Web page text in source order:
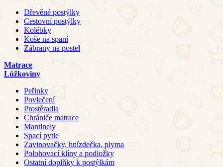
Dřevěné postýlky
Cestovní postýlky
Kolébky
Koše na spaní
Zábrany na postel
Matrace
Lůžkoviny
Peřinky
Povlečení
Prostěradla
Chrániče matrace
Mantinely
Spací pytle
Zavinovačky, hnízdečka, plyma
Polohovací klíny a podložky
Ostatní doplňky k postýlkám